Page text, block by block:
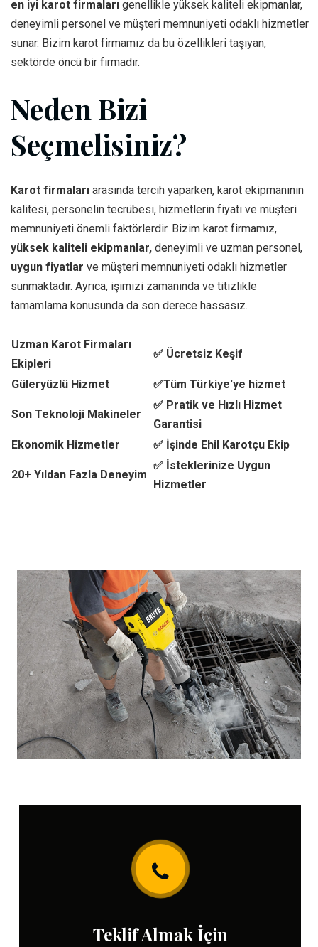
en iyi karot firmaları genellikle yüksek kaliteli ekipmanlar,
deneyimli personel ve müşteri memnuniyeti odaklı hizmetler
sunar. Bizim karot firmamız da bu özellikleri taşıyan,
sektörde öncü bir firmadır.
Neden Bizi
Seçmelisiniz?
Karot firmaları arasında tercih yaparken, karot ekipmanının
kalitesi, personelin tecrübesi, hizmetlerin fiyatı ve müşteri
memnuniyeti önemli faktörlerdir. Bizim karot firmamız,
yüksek kaliteli ekipmanlar, deneyimli ve uzman personel,
uygun fiyatlar ve müşteri memnuniyeti odaklı hizmetler
sunmaktadır. Ayrıca, işimizi zamanında ve titizlikle
tamamlama konusunda da son derece hassasız.
Uzman Karot Firmaları
Ekipleri
✅ Ücretsiz Keşif
Güleryüzlü Hizmet ✅Tüm Türkiye'ye hizmet
Son Teknoloji Makineler
✅ Pratik ve Hızlı Hizmet
Garantisi
Ekonomik Hizmetler
✅ İşinde Ehil Karotçu Ekip
20+ Yıldan Fazla Deneyim
✅ İsteklerinize Uygun
Hizmetler
Teklif Almak İçin